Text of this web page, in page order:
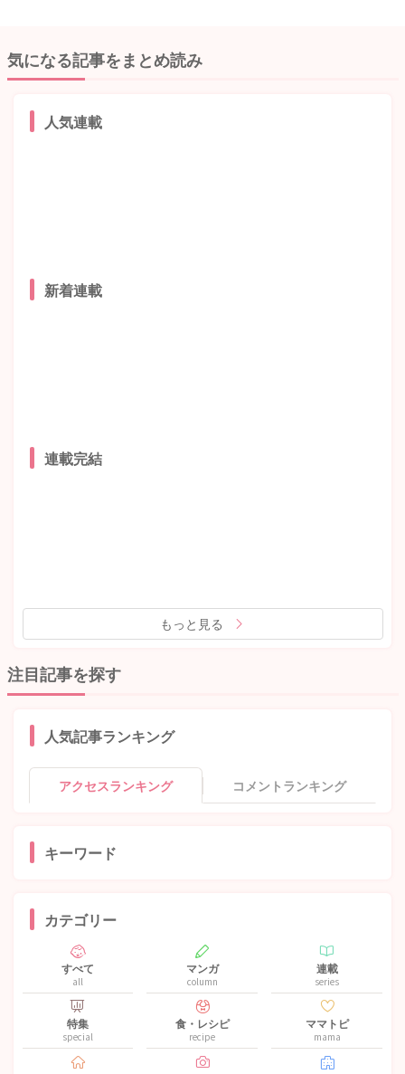
気になる記事をまとめ読み
人気連載
新着連載
連載完結
もっと見る
注目記事を探す
人気記事ランキング
アクセスランキング コメントランキング
キーワード
カテゴリー
すべて
all
マンガ
column
連載
series
特集
special
食・レシピ
recipe
ママトピ
mama